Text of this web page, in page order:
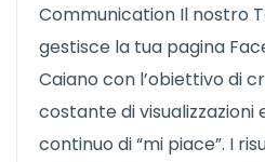
Communication Il nostro
gestisce la tua pagina
Caiano con l’obiettivo di
costante di visualizzazioni
continuo di “mi piace”. I